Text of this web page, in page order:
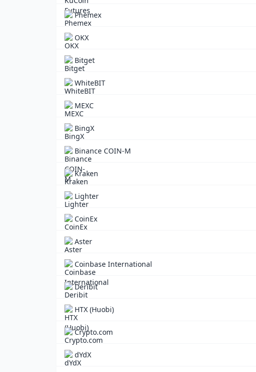
Phemex
OKX
Bitget
WhiteBIT
MEXC
BingX
Binance COIN-M
Kraken
Lighter
CoinEx
Aster
Coinbase International
Deribit
HTX (Huobi)
Crypto.com
dYdX